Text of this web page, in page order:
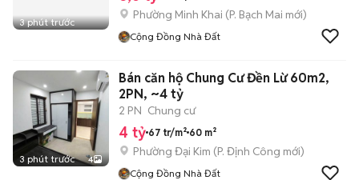
3 phút trước
Phường Minh Khai (P. Bạch Mai mới)
Cộng Đồng Nhà Đất
3 phút trước 4
Bán căn hộ Chung Cư Đền Lừ 60m2,
2PN, ~4 tỷ
2 PN Chung cư
4 tỷ 67 tr/m² 60 m²
Phường Đại Kim (P. Định Công mới)
Cộng Đồng Nhà Đất